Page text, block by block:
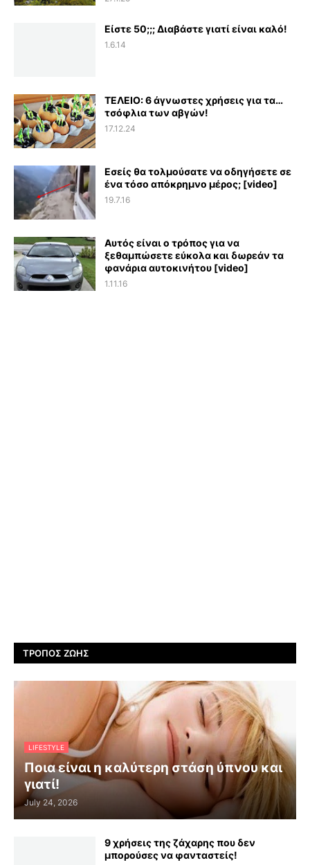
Είστε 50;;; Διαβάστε γιατί είναι καλό!
1.6.14
ΤΕΛΕΙΟ: 6 άγνωστες χρήσεις για τα…
τσόφλια των αβγών!
17.12.24
Εσείς θα τολμούσατε να οδηγήσετε σε
ένα τόσο απόκρημνο μέρος; [video]
19.7.16
Αυτός είναι ο τρόπος για να
ξεθαμπώσετε εύκολα και δωρεάν τα
φανάρια αυτοκινήτου [video]
1.11.16
ΤΡΌΠΟΣ ΖΩΉΣ
LIFESTYLE
Ποια είναι η καλύτερη στάση ύπνου και
γιατί!
July 24, 2026
9 χρήσεις της ζάχαρης που δεν
μπορούσες να φανταστείς!